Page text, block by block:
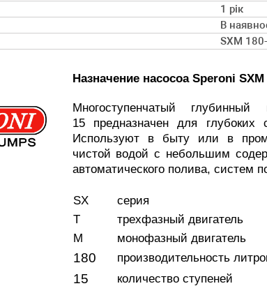
1 рік
В
SXM
Назначение насосоа Speroni SXM
Многоступенчатый
15 предназначен для
Используют в быту или в
чистой водой с небольшим
автоматического полива, систем
SX
серия
T
трехфазный двигатель
M
монофазный двигатель
180 производительность
15 количество ступеней